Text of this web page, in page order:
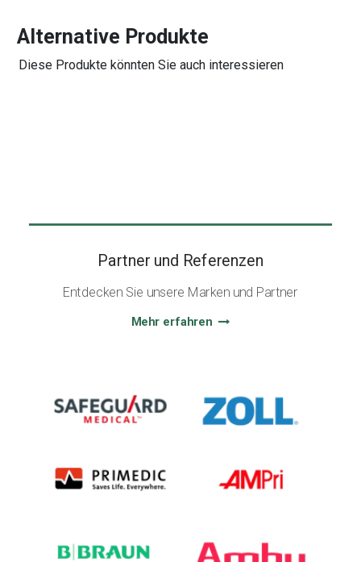
Alternative Produkte
Diese Produkte könnten Sie auch interessieren
Partner und Referenzen
Entdecken Sie unsere Marken und Partner
Mehr erfahren